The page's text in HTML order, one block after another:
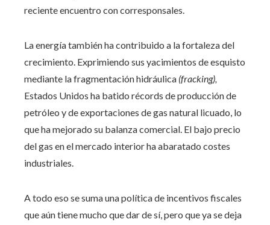
reciente encuentro con corresponsales.
La energía también ha contribuido a la fortaleza del
crecimiento. Exprimiendo sus yacimientos de esquisto
mediante la fragmentación hidráulica (fracking),
Estados Unidos ha batido récords de producción de
petróleo y de exportaciones de gas natural licuado, lo
que ha mejorado su balanza comercial. El bajo precio
del gas en el mercado interior ha abaratado costes
industriales.
A todo eso se suma una política de incentivos fiscales
que aún tiene mucho que dar de sí, pero que ya se deja